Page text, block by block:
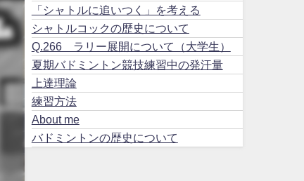
「シャトルに追いつく」を考える
シャトルコックの歴史について
Q.266 ラリー展開について（大学生）
夏期バドミントン競技練習中の発汗量
上達理論
練習方法
About me
バドミントンの歴史について